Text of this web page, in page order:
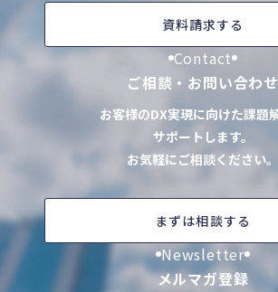
資料請求する
Contact
ご相談・お問い合わせ
お客様のDX実現に向けた課題
サポートします。
お気軽にご相談ください。
まずは相談する
Newsletter
メルマガ登録